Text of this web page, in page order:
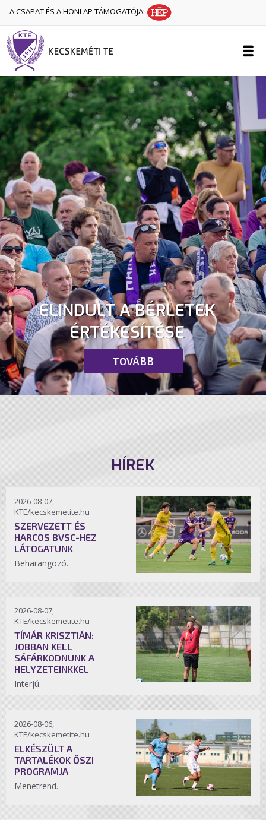
A CSAPAT ÉS A HONLAP TÁMOGATÓJA:
ELINDULT A BÉRLETEK
ÉRTÉKESÍTÉSE
TOVÁBB
HÍREK
2026-08-07,
KTE/kecskemetite.hu
SZERVEZETT ÉS
HARCOS BVSC-HEZ
LÁTOGATUNK
Beharangozó.
2026-08-07,
KTE/kecskemetite.hu
TÍMÁR KRISZTIÁN:
JOBBAN KELL
SÁFÁRKODNUNK A
HELYZETEINKKEL
Interjú.
2026-08-06,
KTE/kecskemetite.hu
ELKÉSZÜLT A
TARTALÉKOK ŐSZI
PROGRAMJA
Menetrend.